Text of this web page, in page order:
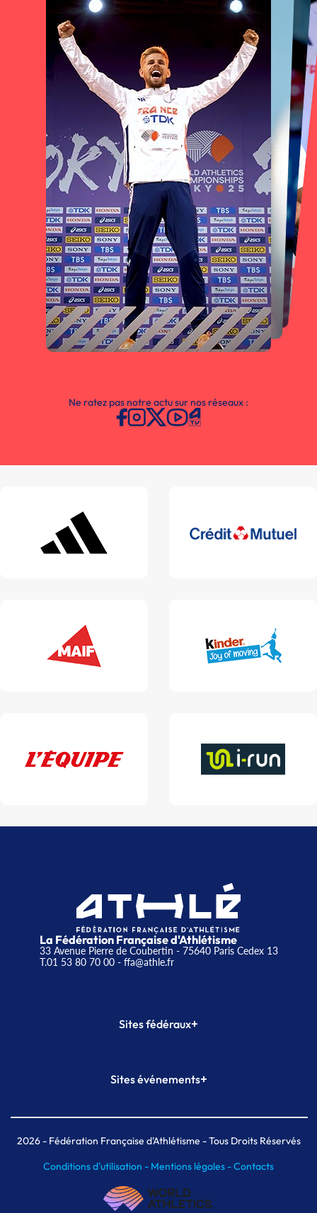
Ne ratez pas notre actu sur nos réseaux :
La Fédération Française d'Athlétisme
33 Avenue Pierre de Coubertin - 75640 Paris Cedex 13
T.01 53 80 70 00- ffa@athle.fr
Sites fédéraux+
Plateforme Formation
Sites événements+
Meeting de Paris indoor
MAIF Ekiden de Paris
2026- Fédération Française d'Athlétisme - Tous Droits Réservés
Conditions d'utilisation - Mentions légales -Contacts